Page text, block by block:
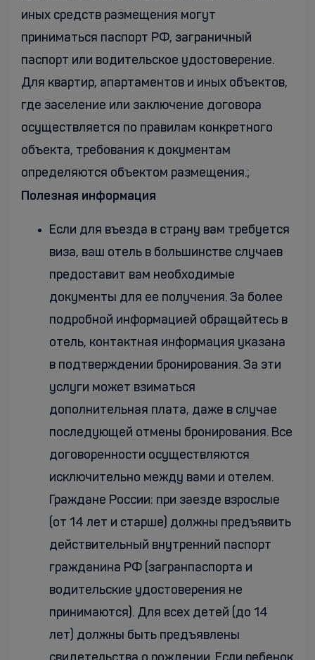
иных средств размещения могут
приниматься паспорт РФ, заграничный
паспорт или водительское удостоверение.
Для квартир, апартаментов и иных объектов,
где заселение или заключение договора
осуществляется по правилам конкретного
объекта, требования к документам
определяются объектом размещения.;
Полезная информация
Если для въезда в страну вам требуется
виза, ваш отель в большинстве случаев
предоставит вам необходимые
документы для ее получения. За более
подробной информацией обращайтесь в
отель, контактная информация указана
в подтверждении бронирования. За эти
услуги может взиматься
дополнительная плата, даже в случае
последующей отмены бронирования. Все
договоренности осуществляются
исключительно между вами и отелем.
Граждане России: при заезде взрослые
(от 14 лет и старше) должны предъявить
действительный внутренний паспорт
гражданина РФ (загранпаспорта и
водительские удостоверения не
принимаются). Для всех детей (до 14
лет) должны быть предъявлены